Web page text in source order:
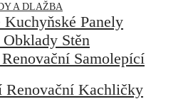
A DLAŽBA
Kuchyňské Panely
Stěn
Samolepící
Renovační Kachličky